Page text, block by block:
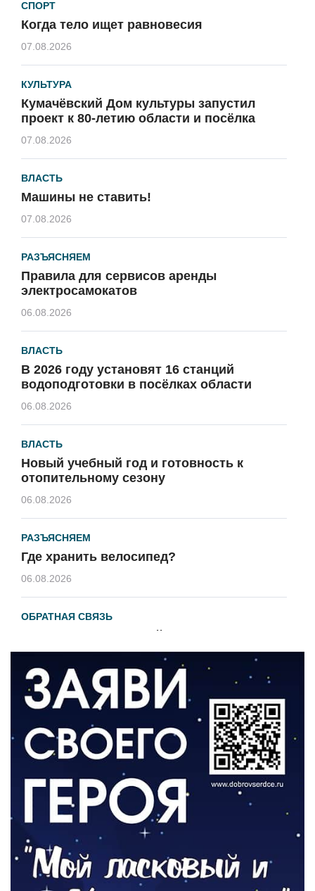
СПОРТ
Когда тело ищет равновесия
07.08.2026
КУЛЬТУРА
Кумачёвский Дом культуры запустил
проект к 80-летию области и посёлка
07.08.2026
ВЛАСТЬ
Машины не ставить!
07.08.2026
РАЗЪЯСНЯЕМ
Правила для сервисов аренды
электросамокатов
06.08.2026
ВЛАСТЬ
В 2026 году установят 16 станций
водоподготовки в посёлках области
06.08.2026
ВЛАСТЬ
Новый учебный год и готовность к
отопительному сезону
06.08.2026
РАЗЪЯСНЯЕМ
Где хранить велосипед?
06.08.2026
ОБРАТНАЯ СВЯЗЬ
Администрация онлайн
ВЛАСТЬ
День памяти и «Симфония народов»
06.08.2026
Новый настил на экотропе
05.08.2026